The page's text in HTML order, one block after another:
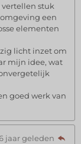
stuk
een
elementen
licht inzet om
mijn idee, wat
goed werk van
jaar geleden